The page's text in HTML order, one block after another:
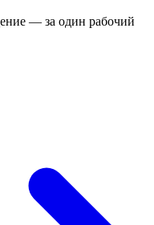
— за один рабочий